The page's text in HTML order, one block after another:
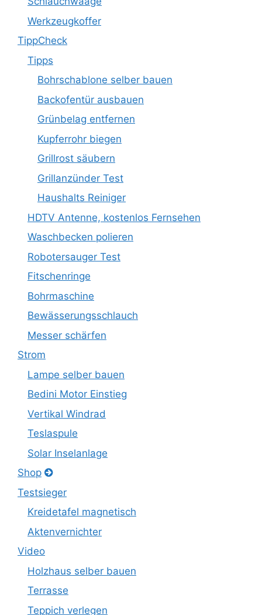
Werkzeugkoffer
TippCheck
Tipps
Bohrschablone selber bauen
Backofentür ausbauen
Grünbelag entfernen
Kupferrohr biegen
Grillrost säubern
Grillanzünder Test
Haushalts Reiniger
HDTV Antenne, kostenlos Fernsehen
Waschbecken polieren
Robotersauger Test
Fitschenringe
Bohrmaschine
Bewässerungsschlauch
Messer schärfen
Strom
Lampe selber bauen
Bedini Motor Einstieg
Vertikal Windrad
Teslaspule
Solar Inselanlage
Shop
Testsieger
Kreidetafel magnetisch
Aktenvernichter
Video
Holzhaus selber bauen
Terrasse
Teppich verlegen